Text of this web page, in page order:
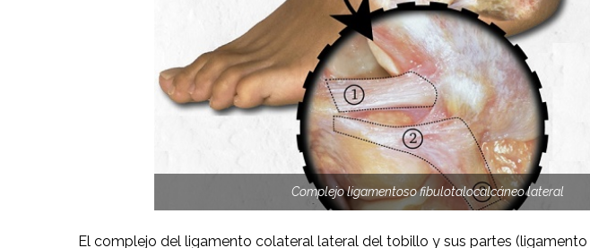
Complejo ligamentoso fibulotalocalcáneo lateral
El complejo del ligamento colateral lateral del tobillo y sus partes